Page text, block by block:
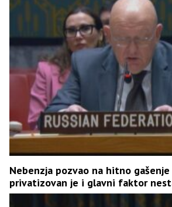
Nebenzja pozvao na hitno gašenje
privatizovan je i glavni faktor